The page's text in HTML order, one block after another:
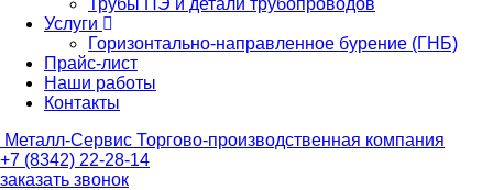
Трубы ПЭ и детали трубопроводов
Услуги
Горизонтально-направленное бурение (ГНБ)
Прайс-лист
Наши работы
Контакты
Металл-Сервис Торгово-производственная компания
+7 (8342) 22-28-14
заказать звонок